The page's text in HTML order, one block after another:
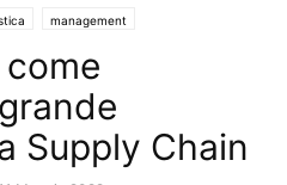
management
Supply Chain